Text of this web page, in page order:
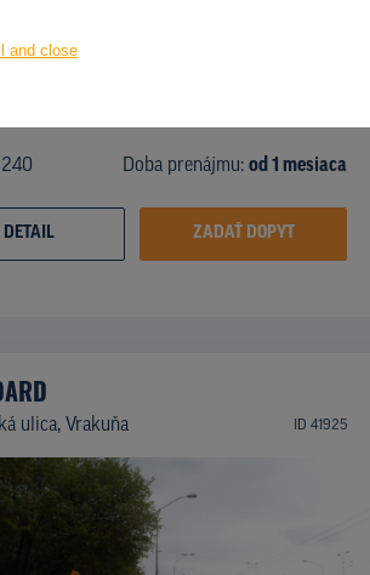
and close
Doba prenájmu: od 1 mesiaca
DETAIL ZADAŤ DOPYT
ulica, Vrakuňa ID 41925